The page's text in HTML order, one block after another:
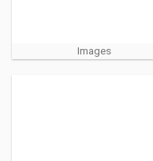
Images